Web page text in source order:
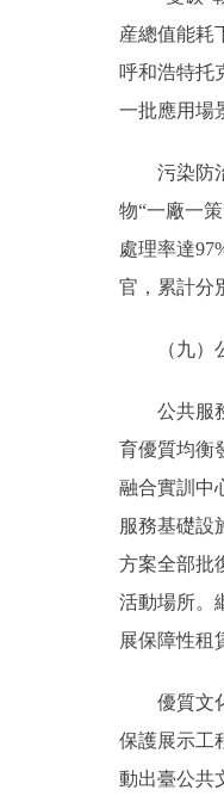
産總值能耗
呼和浩特托
一批應用場
污染防治
物“一廠一
處理率達
官，累計分
（九）公
公共服務
育優質均衡
融合實訓中
服務基礎設
方案全部批
活動場所。
展保障性租
優質文化
保護展示工
動出臺公共